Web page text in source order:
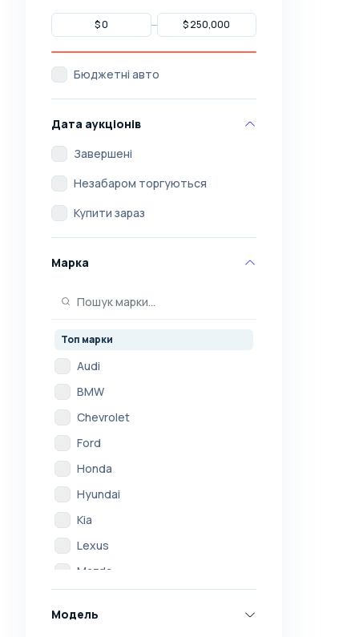
Бюджетні авто
Дата аукціонів
Завершені
Незабаром торгуються
Купити зараз
Марка
Топ марки
Audi
BMW
Chevrolet
Ford
Honda
Hyundai
Kia
Lexus
Mazda
Mitsubishi
Модель